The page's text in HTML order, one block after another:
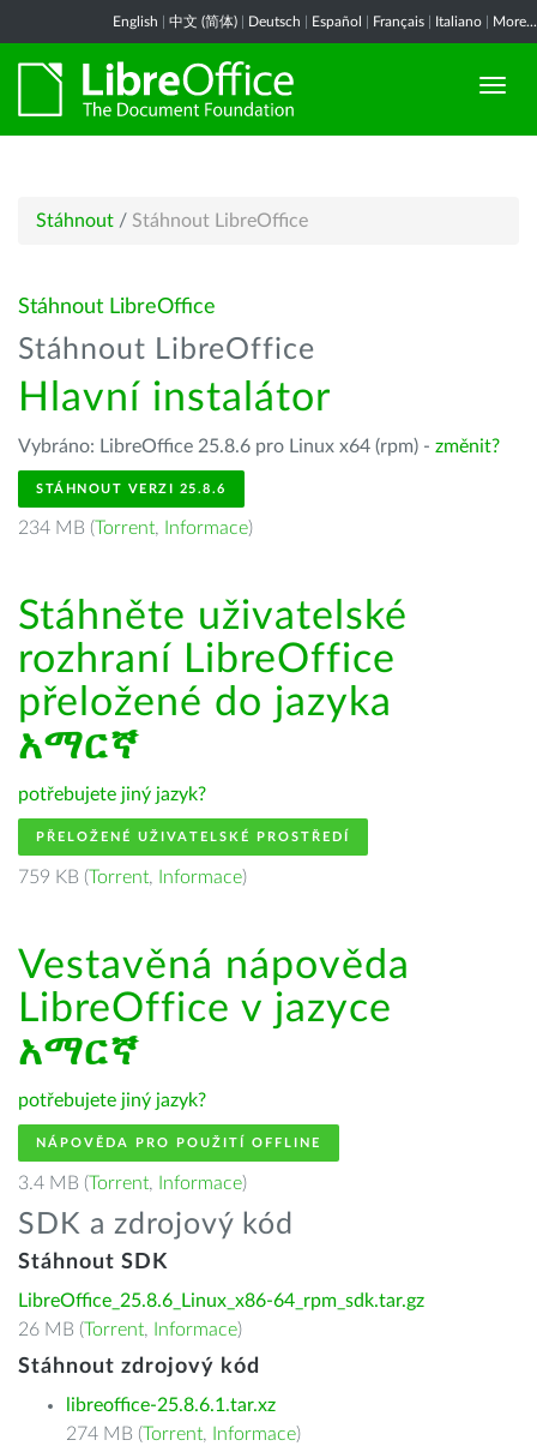
English 中文 (简体) Deutsch Español Français Italiano More...
Stáhnout / Stáhnout LibreOffice
Stáhnout LibreOffice
Stáhnout LibreOffice
Hlavní instalátor
Vybráno: LibreOffice 25.8.6 pro Linux x64 (rpm) - změnit?
STÁHNOUT VERZI 25.8.6
234 MB (Torrent, Informace)
Stáhněte uživatelské
rozhraní LibreOffice
přeložené do jazyka
አማርኛ
potřebujete jiný jazyk?
PŘELOŽENÉ UŽIVATELSKÉ PROSTŘEDÍ
759 KB (Torrent, Informace)
Vestavěná nápověda
LibreOffice v jazyce
አማርኛ
potřebujete jiný jazyk?
NÁPOVĚDA PRO POUŽITÍ OFFLINE
3.4 MB (Torrent, Informace)
SDK a zdrojový kód
Stáhnout SDK
LibreOffice_25.8.6_Linux_x86-64_rpm_sdk.tar.gz
26 MB (Torrent, Informace)
Stáhnout zdrojový kód
libreoffice-25.8.6.1.tar.xz
274 MB (Torrent, Informace)